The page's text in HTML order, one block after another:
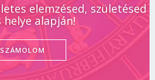
elemzésed, születésed
helye alapján!